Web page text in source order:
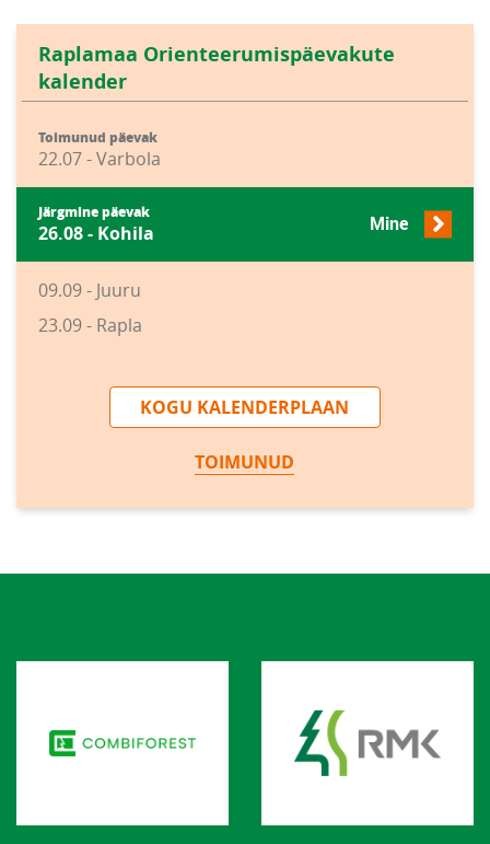
Raplamaa Orienteerumispäevakute
kalender
Toimunud päevak
22.07 - Varbola
Järgmine päevak
26.08 - Kohila Mine
09.09 - Juuru
23.09 - Rapla
KOGU KALENDERPLAAN
TOIMUNUD